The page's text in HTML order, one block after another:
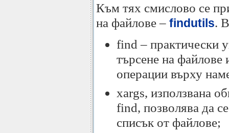
Към тях смислово се
на файлове – findutils.
find – практически
търсене на файлове
операции върху
xargs, използвана
find, позволява да
списък от файлове;